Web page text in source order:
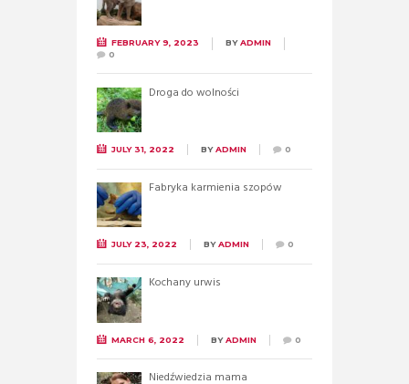
FEBRUARY 9, 2023 BYADMIN
0
Droga do wolności
JULY 31, 2022 BYADMIN 0
Fabryka karmienia szopów
JULY 23, 2022 BYADMIN 0
Kochany urwis
MARCH 6, 2022 BYADMIN 0
Niedźwiedzia mama